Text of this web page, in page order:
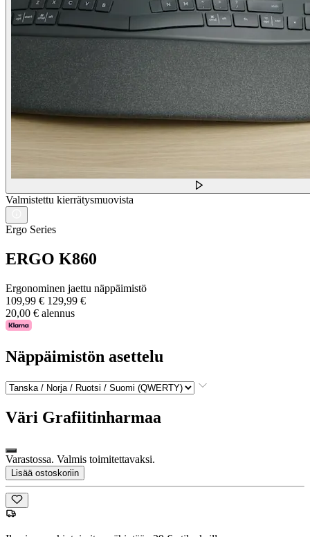
Valmistettu kierrätysmuovista
Ergo Series
ERGO K860
Ergonominen jaettu näppäimistö
109,99 € 129,99 €
20,00 € alennus
Näppäimistön asettelu
Väri Grafiitinharmaa
Varastossa. Valmis toimitettavaksi.
Lisää ostoskoriin